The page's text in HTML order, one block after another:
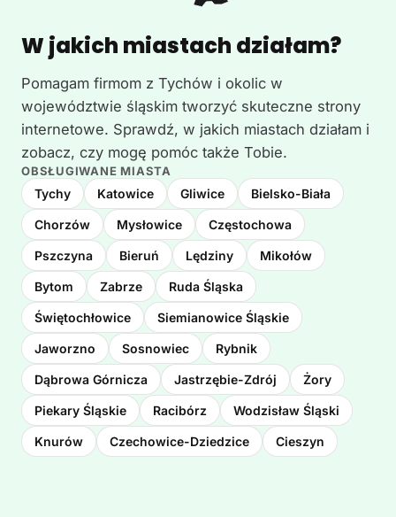
W jakich miastach działam?
Pomagam firmom z Tychów i okolic w
województwie śląskim tworzyć skuteczne strony
internetowe. Sprawdź, w jakich miastach działam i
zobacz, czy mogę pomóc także Tobie.
OBSŁUGIWANE MIASTA
Tychy Katowice Gliwice Bielsko-Biała
Chorzów Mysłowice Częstochowa
Pszczyna Bieruń Lędziny Mikołów
Bytom Zabrze Ruda Śląska
Świętochłowice Siemianowice Śląskie
Jaworzno Sosnowiec Rybnik
Dąbrowa Górnicza Jastrzębie-Zdrój Żory
Piekary Śląskie Racibórz Wodzisław Śląski
Knurów Czechowice-Dziedzice Cieszyn